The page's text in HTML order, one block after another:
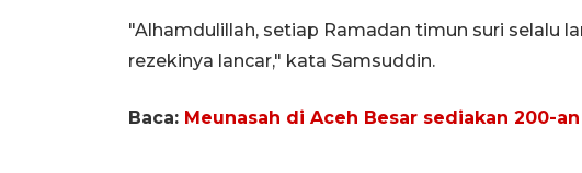
"Alhamdulillah, setiap Ramadan timun suri selalu
rezekinya lancar," kata Samsuddin.
Baca: Meunasah di Aceh Besar sediakan 200-